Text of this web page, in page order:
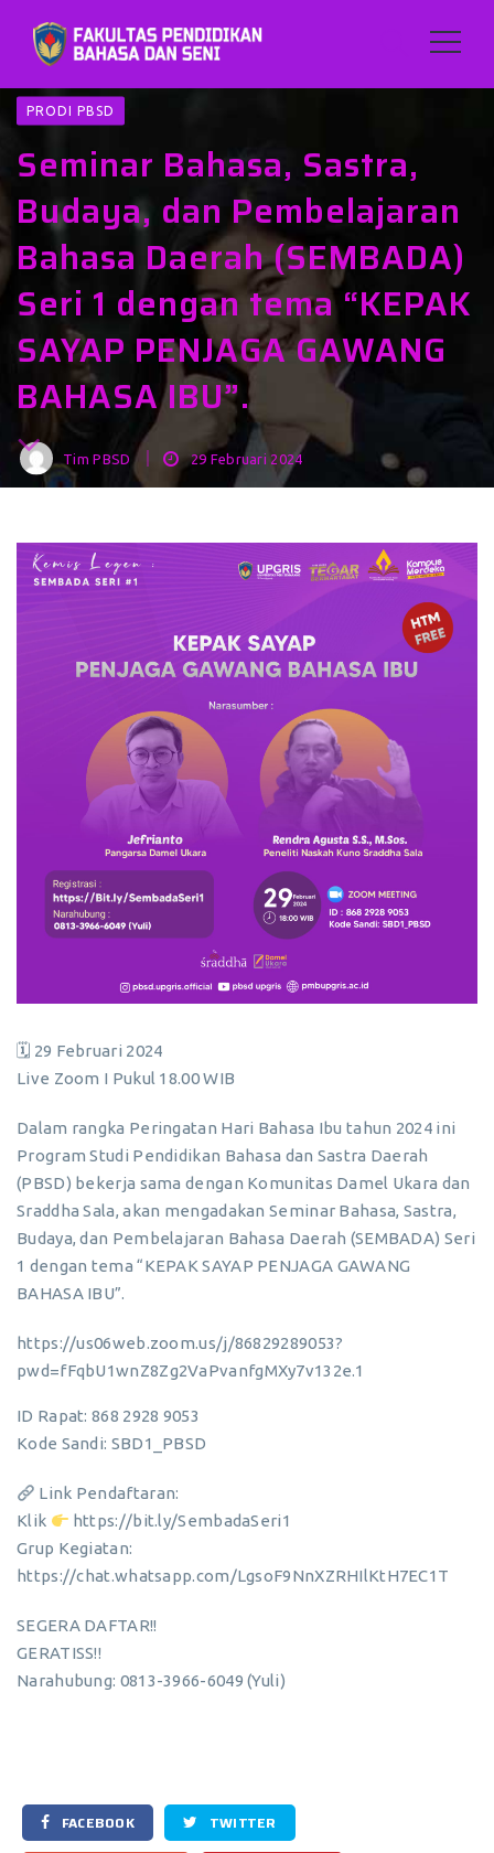
PRODI PBSD
Seminar Bahasa, Sastra,
Budaya, dan Pembelajaran
Bahasa Daerah (SEMBADA)
Seri 1 dengan tema “KEPAK
SAYAP PENJAGA GAWANG
BAHASA IBU”.
Tim PBSD 29 Februari 2024
🗓 29 Februari 2024
Live Zoom I Pukul 18.00 WIB
Dalam rangka Peringatan Hari Bahasa Ibu tahun 2024 ini
Program Studi Pendidikan Bahasa dan Sastra Daerah
(PBSD) bekerja sama dengan Komunitas Damel Ukara dan
Sraddha Sala, akan mengadakan Seminar Bahasa, Sastra,
Budaya, dan Pembelajaran Bahasa Daerah (SEMBADA) Seri
1 dengan tema “KEPAK SAYAP PENJAGA GAWANG
BAHASA IBU”.
https://us06web.zoom.us/j/86829289053?
pwd=fFqbU1wnZ8Zg2VaPvanfgMXy7v132e.1
ID Rapat: 868 2928 9053
Kode Sandi: SBD1_PBSD
Link Pendaftaran:
Klik
https://bit.ly/SembadaSeri1
Grup Kegiatan:
https://chat.whatsapp.com/LgsoF9NnXZRHIlKtH7EC1T
SEGERA DAFTAR!!
GERATISS!!
Narahubung: 0813-3966-6049 (Yuli)
FACEBOOK TWITTER